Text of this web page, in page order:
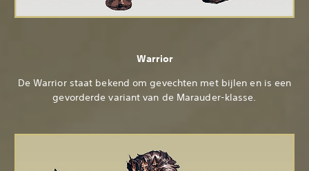
Warrior
De Warrior staat bekend om gevechten met bijlen en is een
gevorderde variant van de Marauder-klasse.